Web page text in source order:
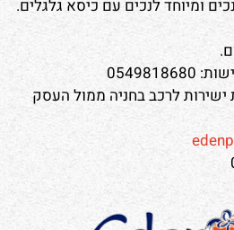
ומיוחד לנכים עם כיסא גלגלים.
ישירות לרכב בחניה ממול העסק